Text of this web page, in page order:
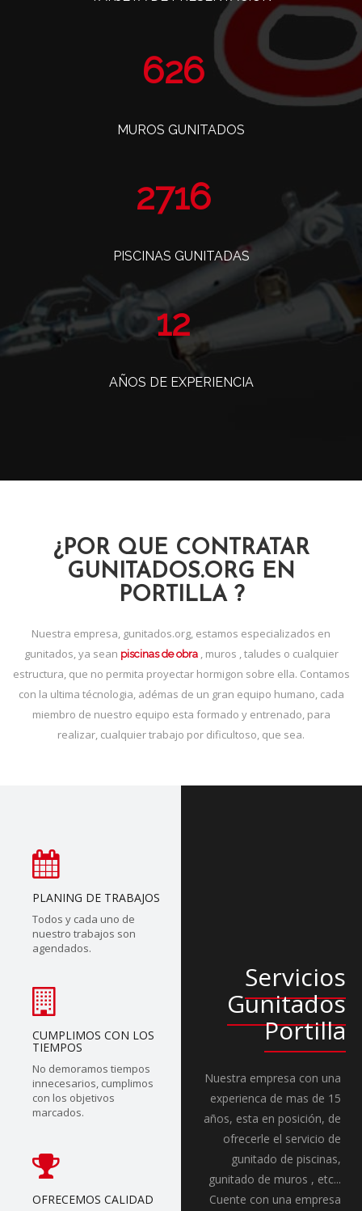
763
MUROS GUNITADOS
3308
PISCINAS GUNITADAS
14
AÑOS DE EXPERIENCIA
¿POR QUE CONTRATAR
GUNITADOS.ORG EN
PORTILLA ?
Nuestra empresa, gunitados.org, estamos especializados en
gunitados, ya sean piscinas de obra, muros , taludes o cualquier
estructura, que no permita proyectar hormigon sobre ella. Contamos
con la ultima técnologia, adémas de un gran equipo humano, cada
miembro de nuestro equipo esta formado y entrenado, para
realizar, cualquier trabajo por dificultoso, que sea.
PLANING DE TRABAJOS
Todos y cada uno de
nuestro trabajos son
agendados.
CUMPLIMOS CON LOS
TIEMPOS
No demoramos tiempos
innecesarios, cumplimos
con los objetivos
marcados.
OFRECEMOS CALIDAD
Servicios
Gunitados
Portilla
Nuestra empresa con una
experienca de mas de 15
años, esta en posición, de
ofrecerle el servicio de
gunitado de piscinas,
gunitado de muros , etc...
Cuente con una empresa